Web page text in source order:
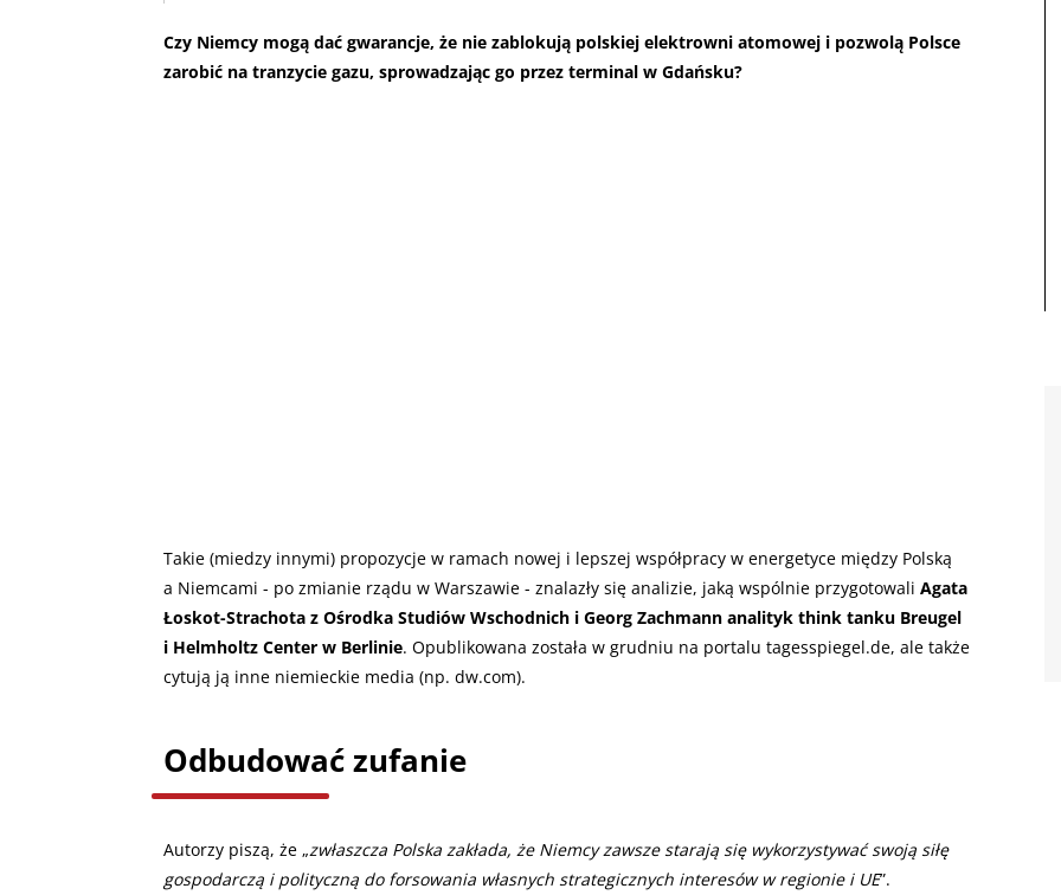
Czy Niemcy mogą dać gwarancje, że nie zablokują polskiej elektrowni atomowej i pozwolą Polsce
zarobić na tranzycie gazu, sprowadzając go przez terminal w Gdańsku?
Takie (miedzy innymi) propozycje w ramach nowej i lepszej współpracy w energetyce między Polską
a Niemcami - po zmianie rządu w Warszawie - znalazły się analizie, jaką wspólnie przygotowali Agata
Łoskot-Strachota z Ośrodka Studiów Wschodnich i Georg Zachmann analityk think tanku Breugel
i Helmholtz Center w Berlinie. Opublikowana została w grudniu na portalu tagesspiegel.de, ale także
cytują ją inne niemieckie media (np. dw.com).
Odbudować zufanie
Autorzy piszą, że „zwłaszcza Polska zakłada, że Niemcy zawsze starają się wykorzystywać swoją siłę
gospodarczą i polityczną do forsowania własnych strategicznych interesów w regionie i UE”.